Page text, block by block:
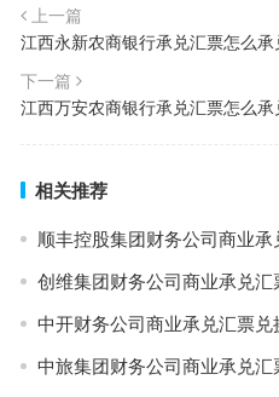
上一篇
江西永新农商银行承兑汇票怎么
下一篇
江西万安农商银行承兑汇票怎么
相关推荐
顺丰控股集团财务公司商业
创维集团财务公司商业承兑
中开财务公司商业承兑汇票兑
中旅集团财务公司商业承兑